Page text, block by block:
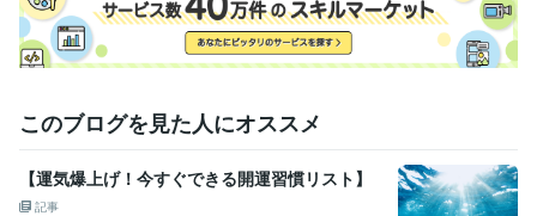
このブログを見た人にオススメ
【運気爆上げ！今すぐできる開運習慣リスト】
記事